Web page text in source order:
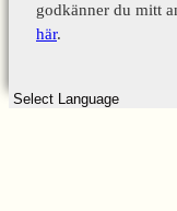
godkänner du mitt
här.